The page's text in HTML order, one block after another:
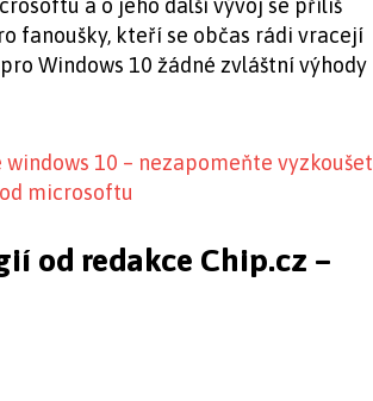
a o jeho další vývoj se příliš
fanoušky, kteří se občas rádi vracejí
Windows 10 žádné zvláštní výhody
10 – nezapomeňte vyzkoušet
microsoftu
od redakce Chip.cz –